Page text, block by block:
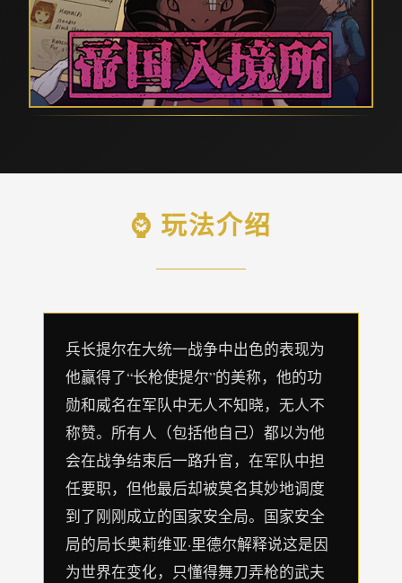
⌚ 玩法介绍
兵长提尔在大统一战争中出色的表现为
他赢得了“长枪使提尔”的美称，他的功
勋和威名在军队中无人不知晓，无人不
称赞。所有人（包括他自己）都以为他
会在战争结束后一路升官，在军队中担
任要职，但他最后却被莫名其妙地调度
到了刚刚成立的国家安全局。国家安全
局的局长奥莉维亚·里德尔解释说这是因
为世界在变化，只懂得舞刀弄枪的武夫